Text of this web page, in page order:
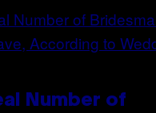
Number of